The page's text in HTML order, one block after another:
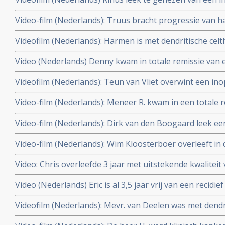
door combinatiebehandeling van hyperthermie en
gezonde leefwijze. Rinus werd alsnog enkele keren
2011
Video-film (Nederlands): Truus bracht progressie van
tot stilstand door hyperthermie en dendritische
ziekteprogressie. Laatste scan laat ziekte progressie
behandeling
Videofilm (Nederlands): Harmen is met dendritische
verandering van leefstijl al vijf jaar volledig kankervrij
onbehandelbare galwegkanker met uitzaaiingen in de
Video (Nederlands) Denny kwam in totale remissie
graad IV door dendritische celtherapie plus
2012
Videofilm (Nederlands): Teun van Vliet overwint een
Multiforme (Graad IV) met hyperthermie en
klinisch kankervrij.
Video-film (Nederlands): Meneer R. kwam in een totale
operatie van zijn hersentumor, een anaplastisch
hyperthermie en dendritische celtherapie en het
december 2010.
Video-film (Nederlands): Dirk van den Boogaard leek
Glioblastoom Multiform graad IV te overwinnen met
hyperthermie. Maar kreeg weer een recidief nov. 2009.
Video-film (Nederlands): Wim Kloosterboer overleeft
leverkanker (Graat IV) (HCC - hepatocellulair
combinatiebehandeling van hyperthermie en
Video: Chris overleefde 3 jaar met uitstekende
uitgezaaide niet-klein-cellige longkanker met
hyperthermie en Newcastle Disease maar overleed 20
Video (Nederlands) Eric is al 3,5 jaar vrij van een
door dendritische celtherapie en hyperthermie plus
Houtsmullerdieet. Update 11 juni 2010
Videofilm (Nederlands): Mevr. van Deelen was met
hyperthermie plus Houtsmullerdieet drie jaar volledig